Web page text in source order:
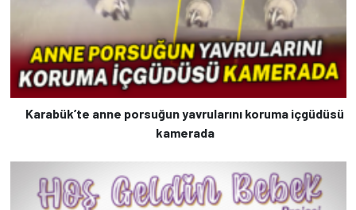
Karabük’te anne porsuğun yavrularını koruma içgüdüsü
kamerada